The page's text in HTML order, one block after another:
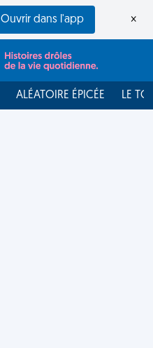
Ouvrir dans l'app ×
ALÉATOIRE ÉPICÉE LE